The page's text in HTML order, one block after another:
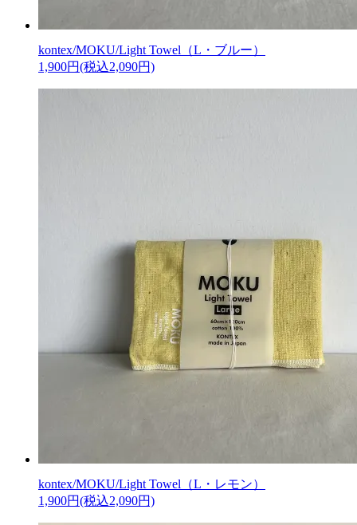
kontex/MOKU/Light Towel（L・ブルー）
1,900円(税込2,090円)
kontex/MOKU/Light Towel（L・レモン）
1,900円(税込2,090円)